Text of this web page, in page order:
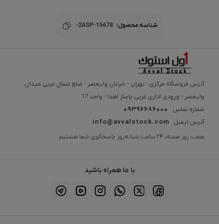
شناسه محصول: -2ASP-15678
آدرس فروشگاه مرکزی : تهران - خیابان ولیعصر - ضلع شمال غربی میدان
ولیعصر - ورودی اداری غربی پاساژ اهدا - واحد 17
شماره تماس
09396686000
آدرس ایمیل
info@avvalstock.com
هفت روز هفته، ۲۴ ساعت شبانه‌روز پاسخگوی شما هستیم.
با ما همراه باشید